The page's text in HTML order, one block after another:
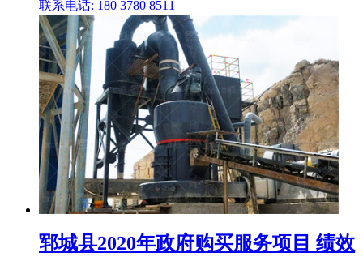
联系电话: 180 3780 8511
郓城县2020年政府购买服务项目 绩效